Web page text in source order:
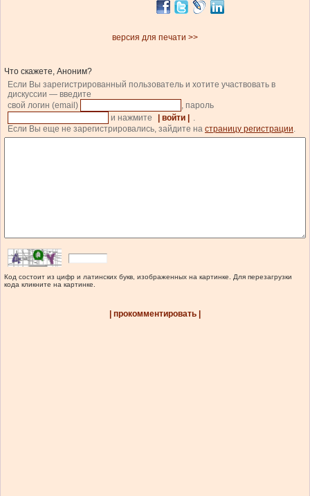
версия для печати >>
Что скажете, Аноним?
Если Вы зарегистрированный пользователь и хотите участвовать в
дискуссии — введите
свой логин (email)
, пароль
и нажмите
| войти |
.
Если Вы еще не зарегистрировались, зайдите на страницу регистрации.
Код состоит из цифр и латинских букв, изображенных на картинке. Для перезагрузки
кода кликните на картинке.
| прокомментировать |